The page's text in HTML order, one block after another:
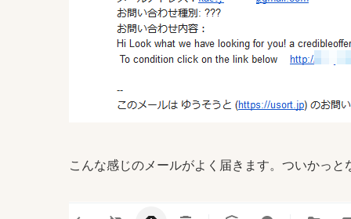
こんな感じのメールがよく届きます。ついかっと